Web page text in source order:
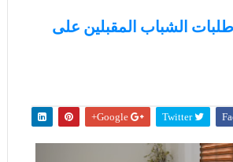
الشباب المقبلين على
Twitter
Google+